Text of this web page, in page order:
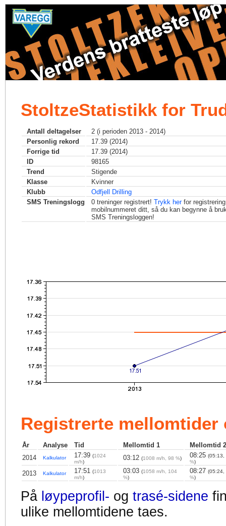
StoltzeStatistikk for
Antall deltagelser
2 (i perioden 2013 - 2014)
Personlig rekord
17.39 (2014)
Forrige tid
17.39 (2014)
ID
98165
Trend
Stigende
Klasse
Kvinner
Klubb
Odfjell Drilling
SMS Treningslogg
0 treninger registrert! Trykk herfor
mobilnummeret ditt, så du kan begynne å
SMS Treningsloggen!
Registrerte mellomtider
År Analyse Tid Mellomtid 1
Mellomtid 2
2014
Kalkulator 17:39 (1024
m/h)
03:12 (1008 m/h, 98 %) 08:25 (05:13,
%)
2013 Kalkulator 17:51 (1013
m/h)
03:03 (1058 m/h, 104
%)
08:27 (05:24,
%)
På løypeprofil- og trasé-sidene
ulike mellomtidene taes.